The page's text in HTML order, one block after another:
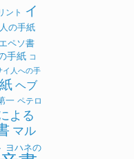
ント イ
の手紙
エペソ書
手紙 コ
イ人への手
ヘブ
一 ペテロ
よる
マル
ヨハネの